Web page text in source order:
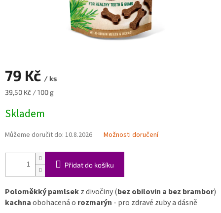
79 Kč / ks
Měrná
39,50 Kč / 100 g
Skladem
Můžeme doručit do: 10.8.2026 Možnosti doručení
Přidat do košíku
Poloměkký pamlsekz divočiny (bez obilovin a bez brambor)
kachnaobohacená o rozmarýn - pro zdravé zuby a dásně